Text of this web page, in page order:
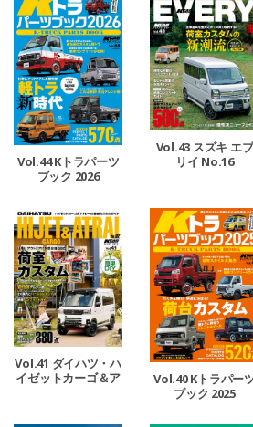
Vol.44 Kトラパーツ
ブック 2026
Vol.43 スズキ エブ
リイ No.16
Vol.41 ダイハツ・ハ
イゼットカーゴ＆ア
Vol.40 Kトラパー
ブック 2025